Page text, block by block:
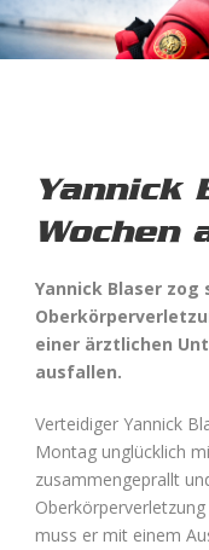
Yannick
Wochen
Yannick Blaser
einer ärztlichen
ausfallen.
Verteidiger Yannick
Montag unglücklich
zusammengeprallt
muss er mit einem